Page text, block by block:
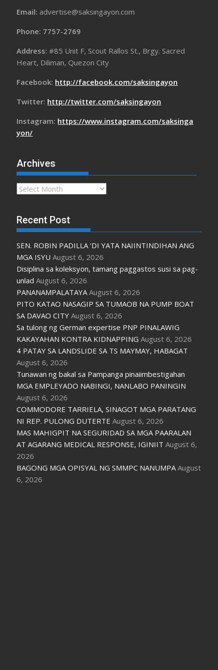
Email: advertise@saksingayon.com
Phone: 7757-2769
Address:#85 Unit F, Scout Rallos St., Brgy. Sacred
Heart, Diliman, Quezon City
Facebook: http://facebook.com/saksingayon
Twitter: http://twitter.com/saksingayon
Instagram: https://www.instagram.com/saksinga
yon/
Archives
Archives
Recent Post
SEN. ROBIN PADILLA ‘DI YATA NAIINTINDIHAN ANG
MGA ISYU August 6, 2026
Disiplina sa koleksyon, tamang paggastos susi sa pag-
unlad August 6, 2026
PANANAMPALATAYA August 6, 2026
PITO KATAO NASAGIP SA TUMAOB NA PUMP BOAT
SA DAVAO CITY August 6, 2026
Sa tulong ng German expertise PNP PINALAWIG
KAKAYAHAN KONTRA KIDNAPPING August 6, 2026
4 PATAY SA LANDSLIDE SA TS MAYMAY, HABAGAT
August 6, 2026
Tunawan ng bakal sa Pampanga pinaiimbestigahan
MGA EMPLEYADO NABINGI, NANLABO PANINGIN
August 6, 2026
COMMODORE TARRIELA, SINAGOT MGA PARATANG
NI REP. PULONG DUTERTE August 6, 2026
MAS MAHIGPIT NA SEGURIDAD SA MGA PAARALAN
AT AGARANG MEDICAL RESPONSE, IGINIIT August 6,
2026
BAGONG MGA OPISYAL NG SMMPC NANUMPA August
6, 2026